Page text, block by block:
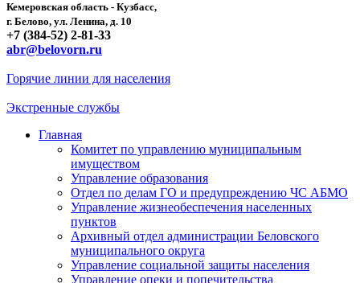
Кемеровская область - Кузбасс,
г. Белово, ул. Ленина, д. 10
+7 (384-52) 2-81-33
abr@belovorn.ru
Горячие линии для населения
Экстренные службы
Главная
Комитет по управлению муниципальным
имуществом
Управление образования
Отдел по делам ГО и предупреждению ЧС АБМО
Управление жизнеобеспечения населенных
пунктов
Архивный отдел администрации Беловского
муниципального округа
Управление социальной защиты населения
Управление опеки и попечительства